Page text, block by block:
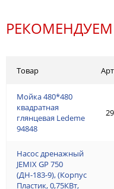
Товар
Мойка 480*480
квадратная
глянцевая Ledeme
94848
Насос дренажный
JEMIX GP 750
(ДН-183-9), (Корпус
Пластик, 0,75КВт,